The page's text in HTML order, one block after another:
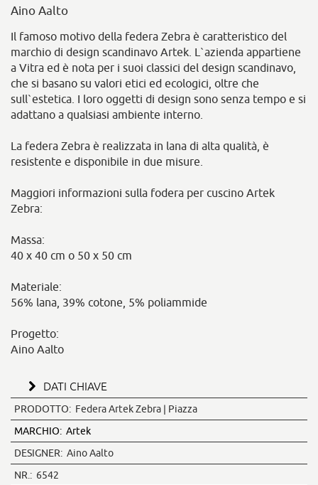
Aino Aalto
Il famoso motivo della federa Zebra è caratteristico del
marchio di design scandinavo Artek. L`azienda appartiene
a Vitra ed è nota per i suoi classici del design scandinavo,
che si basano su valori etici ed ecologici, oltre che
sull`estetica. I loro oggetti di design sono senza tempo e si
adattano a qualsiasi ambiente interno.
La federa Zebra è realizzata in lana di alta qualità, è
resistente e disponibile in due misure.
Maggiori informazioni sulla fodera per cuscino Artek
Zebra:
Massa:
40 x 40 cm o 50 x 50 cm
Materiale:
56% lana, 39% cotone, 5% poliammide
Progetto:
Aino Aalto
DATI CHIAVE
PRODOTTO: Federa Artek Zebra | Piazza
MARCHIO: Artek
DESIGNER: Aino Aalto
NR.: 6542